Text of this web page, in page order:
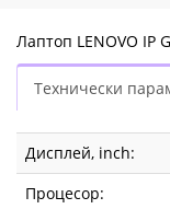
Лаптоп LENOVO IP
Технически
Дисплей, inch:
Процесор: